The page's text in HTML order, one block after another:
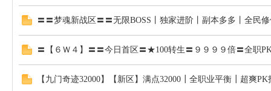
〓〓梦魂新战区〓〓无限BOSS丨独家进阶丨副本多多丨全民
〓【６Ｗ４】〓〓今日首区〓★100转生〓９９９９倍〓全职
【九门奇迹32000】【新区】满点32000┃全职业平衡┃超